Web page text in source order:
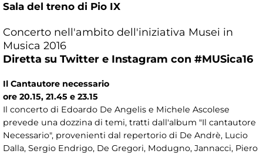
Sala del treno di Pio IX
Concerto nell'ambito dell'iniziativa Musei in
Musica 2016
Diretta su Twitter e Instagram con #MUSica16
Il Cantautore necessario
ore 20.15, 21.45 e 23.15
Il concerto di Edoardo De Angelis e Michele Ascolese
prevede una dozzina di temi, tratti dall'album "Il cantautore
Necessario", provenienti dal repertorio di De Andrè, Lucio
Dalla, Sergio Endrigo, De Gregori, Modugno, Jannacci, Piero